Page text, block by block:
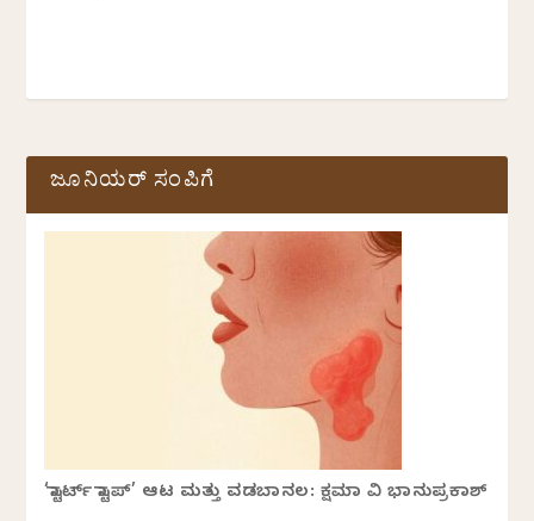
ಜೂನಿಯರ್ ಸಂಪಿಗೆ
‘ಸ್ಟಾರ್ಟ್ ಸ್ಟಾಪ್’ ಆಟ ಮತ್ತು ವಡಬಾನಲ: ಕ್ಷಮಾ ವಿ ಭಾನುಪ್ರಕಾಶ್